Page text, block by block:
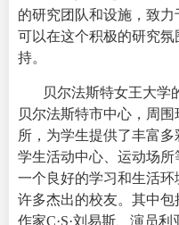
的研究团队和设施，致
可以在这个积极的研究
持。
贝尔法斯特女王大学
贝尔法斯特市中心，周
所，为学生提供了丰富多
学生活动中心、运动场
一个良好的学习和生活环
许多杰出的校友。其中包
作家C·S·刘易斯、演员